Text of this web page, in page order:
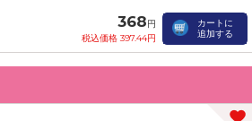
368円
税込価格 397.44円
カートに
追加する